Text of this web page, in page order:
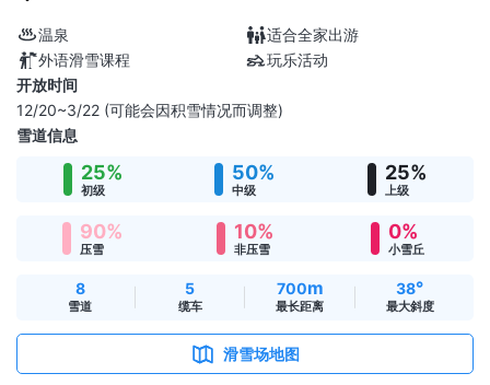
温泉
适合全家出游
外语滑雪课程
玩乐活动
开放时间
12/20~3/22 (可能会因积雪情况而调整)
雪道信息
25%
初级
50%
中级
25%
上级
90%
压雪
10%
非压雪
0%
小雪丘
8
雪道
5
缆车
700m
最长距离
38°
最大斜度
滑雪场地图